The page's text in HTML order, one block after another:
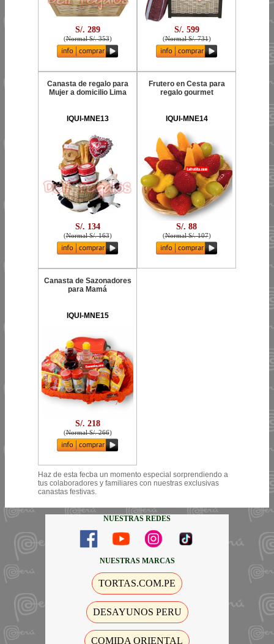
S/. 289
(Normal S/. 353)
S/. 599
(Normal S/. 731)
Canasta de regalo para
Mujer a domicilio Lima
IQUI-MNE13
S/. 134
(Normal S/. 163)
Frutero en Cesta para
regalo gourmet
IQUI-MNE14
S/. 88
(Normal S/. 107)
Canasta de Sazonadores
para Mamá
IQUI-MNE15
S/. 218
(Normal S/. 266)
Haz de esta fecba un momento especial sorprendiendo a
tus colaboradores y familiares con nuestras exclusivas
canastas festivas.
NUESTRAS REDES
NUESTRAS MARCAS
TORTAS.COM.PE
DESAYUNOS PERU
COMIDA ORIENTAL